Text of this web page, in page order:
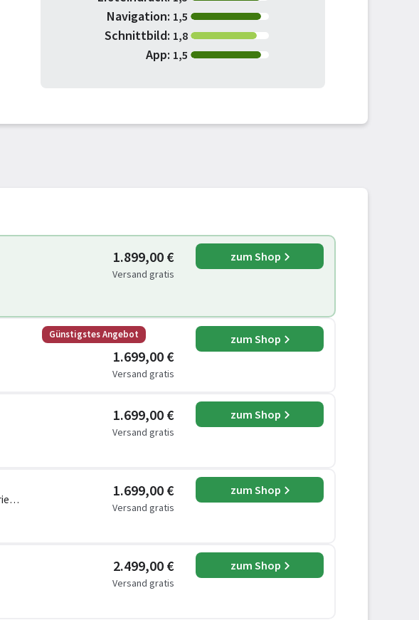
Navigation: 1,5
Schnittbild: 1,8
App: 1,5
1.899,00 €
Versand gratis
zum Shop
Günstigstes Angebot
1.699,00 €
Versand gratis
zum Shop
1.699,00 €
Versand gratis
zum Shop
1.699,00 €
Versand gratis
zum Shop
2.499,00 €
Versand gratis
zum Shop